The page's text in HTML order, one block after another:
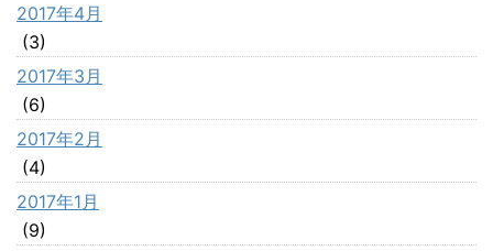
2017年4月
(3)
2017年3月
(6)
2017年2月
(4)
2017年1月
(9)